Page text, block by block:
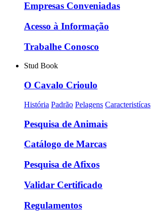
Empresas Conveniadas
Acesso à Informação
Trabalhe Conosco
Stud Book
O Cavalo Crioulo
História Padrão Pelagens Caracteristícas
Pesquisa de Animais
Catálogo de Marcas
Pesquisa de Afixos
Validar Certificado
Regulamentos